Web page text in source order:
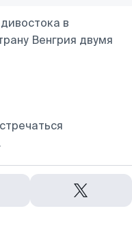
в
Венгрия двумя